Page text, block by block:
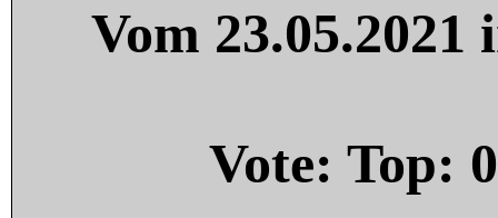
Vom
Vote: Top: 0